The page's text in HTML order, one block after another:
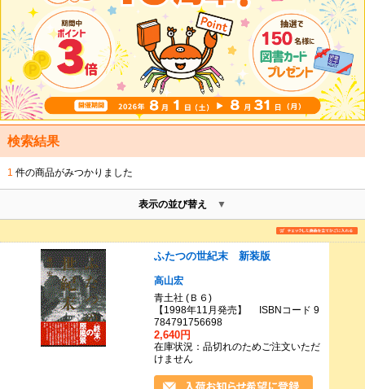
検索結果
1 件の商品がみつかりました
表示の並び替え
ふたつの世紀末 新装版
高山宏
青土社 (Ｂ６)
【1998年11月発売】 ISBNコード 9
784791756698
2,640円
在庫状況：品切れのためご注文いただ
けません